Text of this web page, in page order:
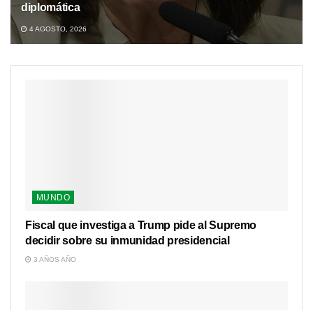
diplomática
4 AGOSTO, 2026
MUNDO
Fiscal que investiga a Trump pide al Supremo
decidir sobre su inmunidad presidencial
3 AÑOS AÑO